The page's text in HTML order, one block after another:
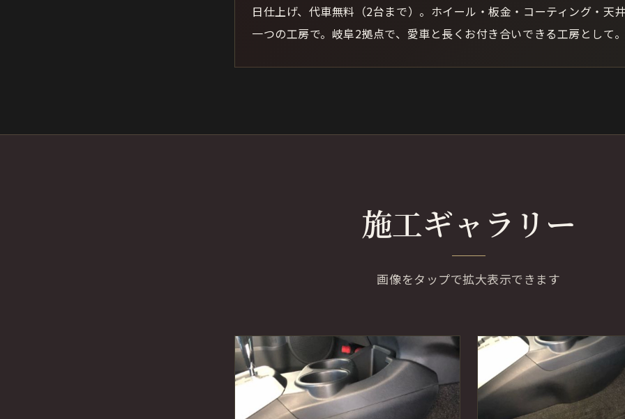
日仕上げ、代車無料（2台まで）。ホイール・板金・コーティング・天
一つの工房で。岐阜2拠点で、愛車と長くお付き合いできる工房として。
施工ギャラリー
画像をタップで拡大表示できます